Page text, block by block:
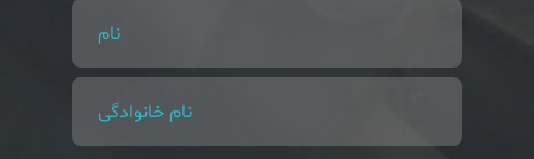
نام
نام خانوادگی